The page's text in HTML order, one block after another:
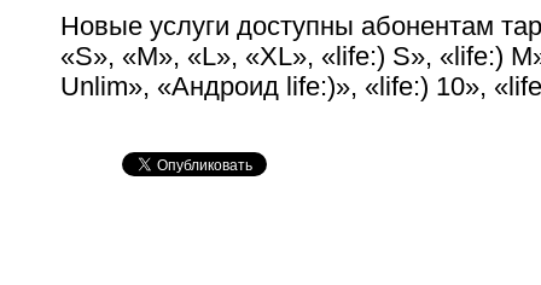
Новые услуги доступны абонентам
«S», «M», «L», «XL», «life:) S», «life:)
Unlim», «Андроид life:)», «life:) 10»,